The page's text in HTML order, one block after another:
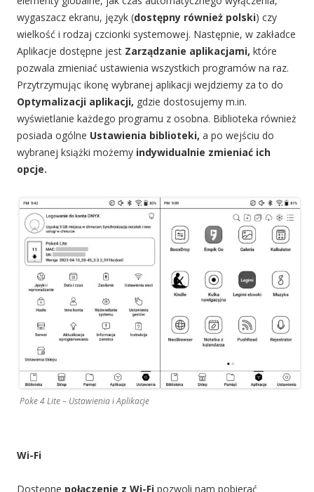
wygaszacz ekranu, język (dostępny również polski) czy
wielkość i rodzaj czcionki systemowej. Następnie, w zakładce
Aplikacje dostępne jest Zarządzanie aplikacjami, które
pozwala zmieniać ustawienia wszystkich programów na raz.
Przytrzymując ikonę wybranej aplikacji wejdziemy za to do
Optymalizacji aplikacji, gdzie dostosujemy m.in.
wyświetlanie każdego programu z osobna. Biblioteka również
posiada ogólne Ustawienia biblioteki, a po wejściu do
wybranej książki możemy indywidualnie zmieniać ich
opcje.
Poke 4 Lite – Ustawienia i Aplikacje
Wi-Fi
Dostępne połączenie z Wi-Fi pozwoli nam pobierać